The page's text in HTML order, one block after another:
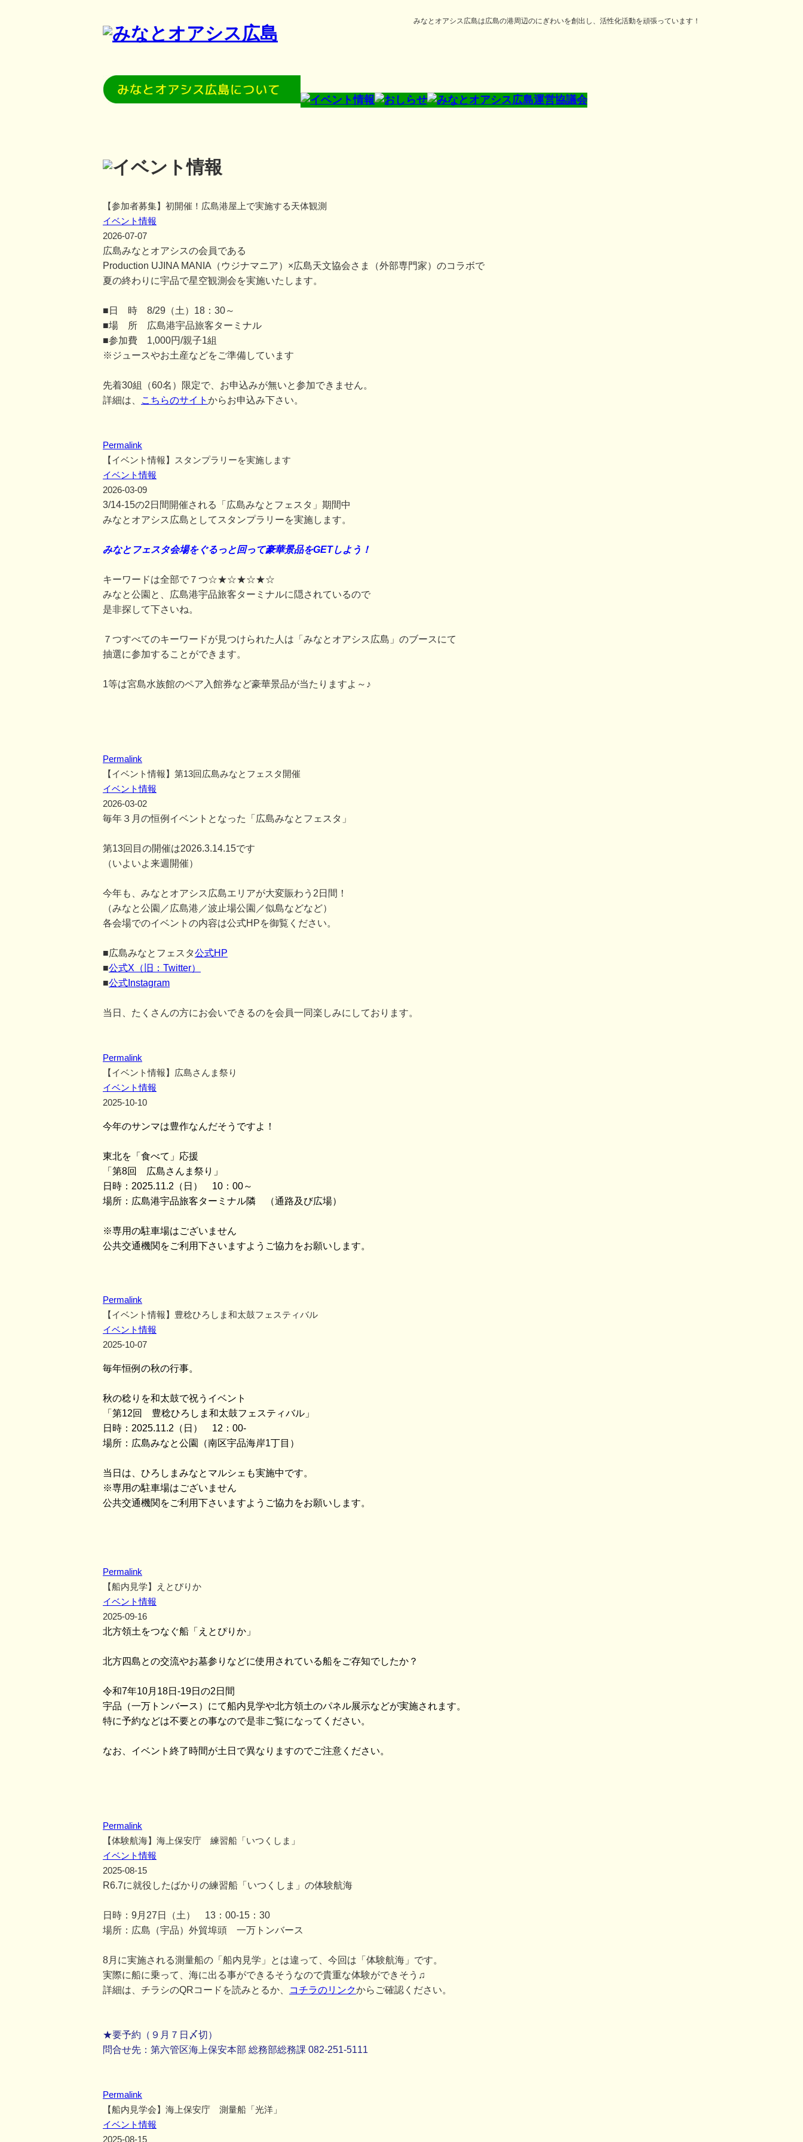
みなとオアシス広島は広島の港周辺のにぎわいを創出し、活性化活動を頑張っています！
【参加者募集】初開催！広島港屋上で実施する天体観測
イベント情報
2026-07-07
広島みなとオアシスの会員である
Production UJINA MANIA（ウジナマニア）×広島天文協会さま（外部専門家）のコラボで
夏の終わりに宇品で星空観測会を実施いたします。
■日 時 8/29（土）18：30～
■場 所 広島港宇品旅客ターミナル
■参加費 1,000円/親子1組
※ジュースやお土産などをご準備しています
先着30組（60名）限定で、お申込みが無いと参加できません。
詳細は、
こちらのサイト からお申込み下さい。
Permalink
【イベント情報】スタンプラリーを実施します
イベント情報
2026-03-09
3/14-15の2日間開催される「広島みなとフェスタ」期間中
みなとオアシス広島としてスタンプラリーを実施します。
みなとフェスタ会場をぐるっと回って豪華景品をGETしよう！
キーワードは全部で７つ☆★☆★☆★☆
みなと公園と、広島港宇品旅客ターミナルに隠されているので
是非探して下さいね。
７つすべてのキーワードが見つけられた人は「みなとオアシス広島」のブースにて
抽選に参加することができます。
1等は宮島水族館のペア入館券など豪華景品が当たりますよ～♪
Permalink
【イベント情報】第13回広島みなとフェスタ開催
イベント情報
2026-03-02
毎年３月の恒例イベントとなった「広島みなとフェスタ」
第13回目の開催は2026.3.14.15です
（いよいよ来週開催）
今年も、みなとオアシス広島エリアが大変賑わう2日間！
（みなと公園／広島港／波止場公園／似島などなど）
各会場でのイベントの内容は公式HPを御覧ください。
■広島みなとフェスタ公式HP
■公式X（旧：Twitter）
■公式Instagram
当日、たくさんの方にお会いできるのを会員一同楽しみにしております。
Permalink
【イベント情報】広島さんま祭り
イベント情報
2025-10-10
今年のサンマは豊作なんだそうですよ！
東北を「食べて」応援
「第8回 広島さんま祭り」
日時：2025.11.2（日） 10：00～
場所：広島港宇品旅客ターミナル隣 （通路及び広場）
※専用の駐車場はございません
公共交通機関をご利用下さいますようご協力をお願いします。
Permalink
【イベント情報】豊稔ひろしま和太鼓フェスティバル
イベント情報
2025-10-07
毎年恒例の秋の行事。
秋の稔りを和太鼓で祝うイベント
「第12回 豊稔ひろしま和太鼓フェスティバル」
日時：2025.11.2（日） 12：00-
場所：広島みなと公園（南区宇品海岸1丁目）
当日は、ひろしまみなとマルシェも実施中です。
※専用の駐車場はございません
公共交通機関をご利用下さいますようご協力をお願いします。
Permalink
【船内見学】えとぴりか
イベント情報
2025-09-16
北方領土をつなぐ船「えとぴりか」
北方四島との交流やお墓参りなどに使用されている船をご存知でしたか？
令和7年10月18日-19日の2日間
宇品（一万トンバース）にて船内見学や北方領土のパネル展示などが実施されます。
特に予約などは不要との事なので是非ご覧になってください。
なお、イベント終了時間が土日で異なりますのでご注意ください。
Permalink
【体験航海】海上保安庁 練習船「いつくしま」
イベント情報
2025-08-15
R6.7に就役したばかりの練習船「いつくしま」の体験航海
日時：9月27日（土） 13：00-15：30
場所：広島（宇品）外貿埠頭 一万トンバース
8月に実施される測量船の「船内見学」とは違って、今回は「体験航海」です。
実際に船に乗って、海に出る事ができるそうなので貴重な体験ができそう♫
詳細は、チラシのQRコードを読みとるか、
コチラのリンクからご確認ください。
★要予約（９月７日〆切）
問合せ先：第六管区海上保安本部 総務部総務課 082-251-5111
Permalink
【船内見学会】海上保安庁 測量船「光洋」
イベント情報
2025-08-15